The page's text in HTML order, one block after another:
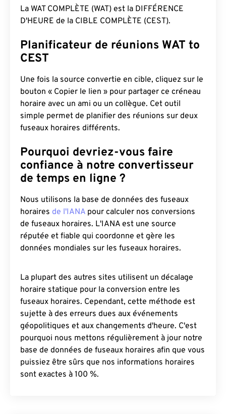
La WAT COMPLÈTE (WAT) est la DIFFÉRENCE
D'HEURE de la CIBLE COMPLÈTE (CEST).
Planificateur de réunions WAT to
CEST
Une fois la source convertie en cible, cliquez sur le
bouton « Copier le lien » pour partager ce créneau
horaire avec un ami ou un collègue. Cet outil
simple permet de planifier des réunions sur deux
fuseaux horaires différents.
Pourquoi devriez-vous faire
confiance à notre convertisseur
de temps en ligne ?
Nous utilisons la base de données des fuseaux
horaires de l'IANA pour calculer nos conversions
de fuseaux horaires. L'IANA est une source
réputée et fiable qui coordonne et gère les
données mondiales sur les fuseaux horaires.
La plupart des autres sites utilisent un décalage
horaire statique pour la conversion entre les
fuseaux horaires. Cependant, cette méthode est
sujette à des erreurs dues aux événements
géopolitiques et aux changements d'heure. C'est
pourquoi nous mettons régulièrement à jour notre
base de données de fuseaux horaires afin que vous
puissiez être sûrs que nos informations horaires
sont exactes à 100 %.